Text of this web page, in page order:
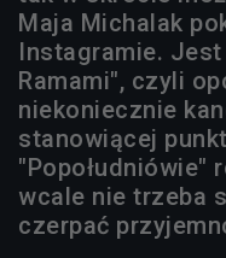
Maja Michalak
Instagramie.
Ramami", czyli
niekoniecznie
stanowiącej
"Popołudniówie"
wcale nie trzeba
czerpać